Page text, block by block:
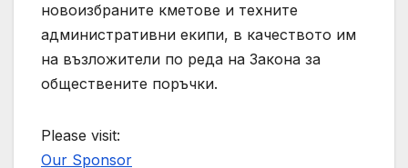
новоизбраните кметове и техните
административни екипи, в качеството им
на възложители по реда на Закона за
обществените поръчки.
Please visit:
Our Sponsor